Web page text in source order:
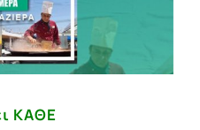
ΚΑΘΕ